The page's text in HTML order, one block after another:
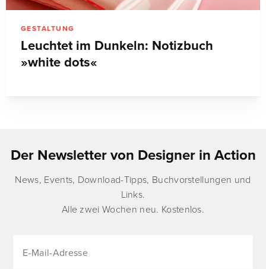
GESTALTUNG
Leuchtet im Dunkeln: Notizbuch
»white dots«
Der Newsletter von Designer in Action
News, Events, Download-Tipps, Buchvorstellungen und
Links.
Alle zwei Wochen neu. Kostenlos.